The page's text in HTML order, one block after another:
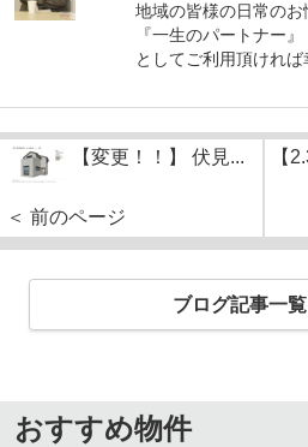
地域の皆様の日常のお
『一生のパートナー』
としてご利用頂ければ
【変更！！】 伏見...
＜ 前のページ
【
ブログ記事一
おすすめ物件